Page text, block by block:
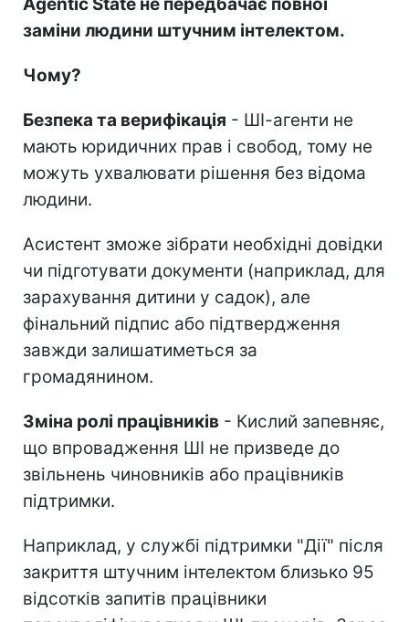
заміни людини штучним інтелектом.
Чому?
Безпека та верифікація - ШІ-агенти не
мають юридичних прав і свобод, тому не
можуть ухвалювати рішення без відома
людини.
Асистент зможе зібрати необхідні довідки
чи підготувати документи (наприклад, для
зарахування дитини у садок), але
фінальний підпис або підтвердження
завжди залишатиметься за
громадянином.
Зміна ролі працівників - Кислий запевняє,
що впровадження ШІ не призведе до
звільнень чиновників або працівників
підтримки.
Наприклад, у службі підтримки "Дії" після
закриття штучним інтелектом близько 95
відсотків запитів працівники